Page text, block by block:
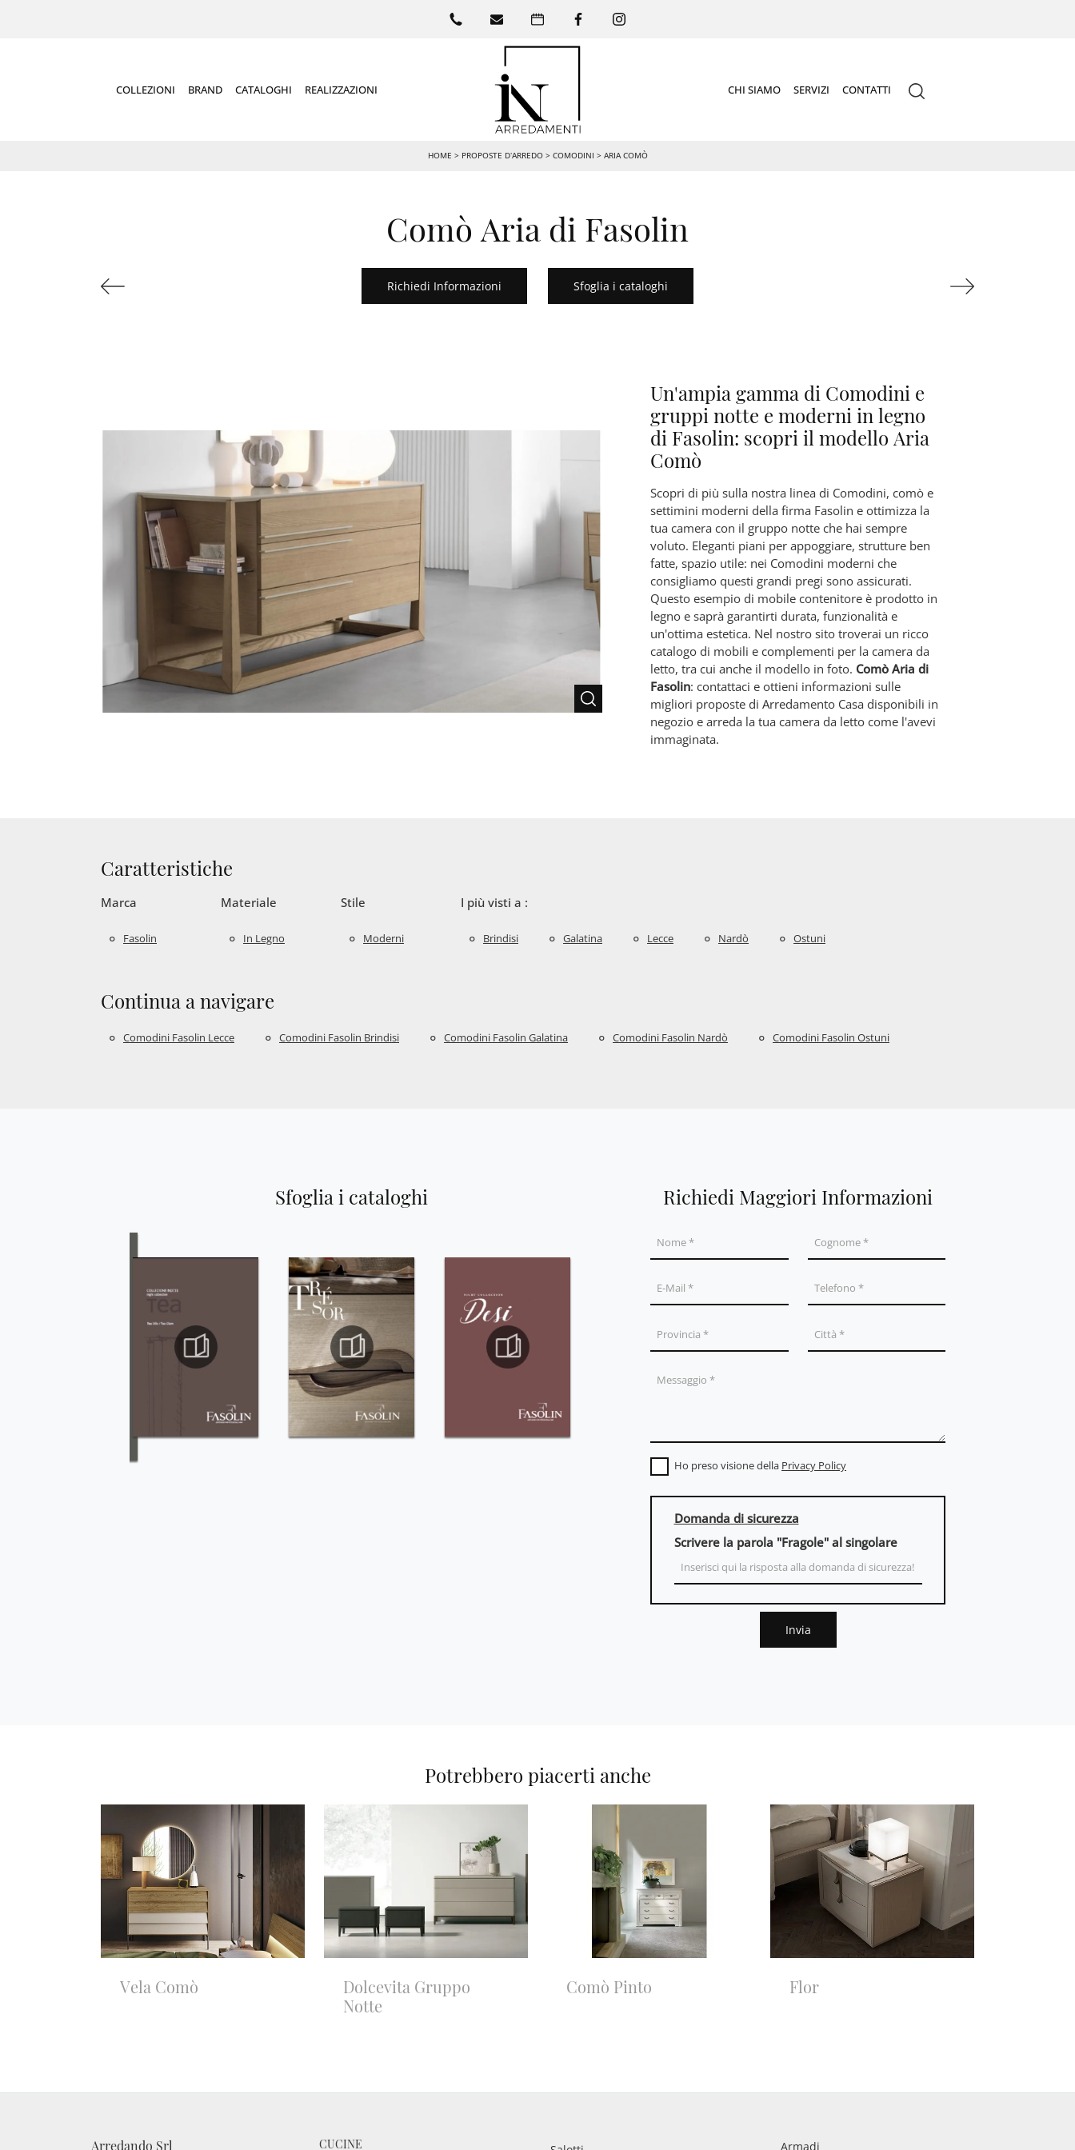
COLLEZIONI BRAND CATALOGHI REALIZZAZIONI CHI SIAMO SERVIZI CONTATTI
HOME > PROPOSTE D’ARREDO> COMODINI > ARIA COMÒ
Comò Aria di Fasolin
Richiedi Informazioni Sfoglia i cataloghi
Un'ampia gamma di Comodini e
gruppi notte e moderni in legno
di Fasolin: scopri il modello Aria
Comò
Scopri di più sulla nostra linea di Comodini, comò e
settimini moderni della firma Fasolin e ottimizza la
tua camera con il gruppo notte che hai sempre
voluto. Eleganti piani per appoggiare, strutture ben
fatte, spazio utile: nei Comodini moderni che
consigliamo questi grandi pregi sono assicurati.
Questo esempio di mobile contenitore è prodotto in
legno e saprà garantirti durata, funzionalità e
un'ottima estetica. Nel nostro sito troverai un ricco
catalogo di mobili e complementi per la camera da
letto, tra cui anche il modello in foto. Comò Aria di
Fasolin: contattaci e ottieni informazioni sulle
migliori proposte di Arredamento Casa disponibili in
negozio e arreda la tua camera da letto come l'avevi
immaginata.
Caratteristiche
Marca
Fasolin
Materiale
In Legno
Stile
Moderni
I più visti a :
Brindisi Galatina Lecce Nardò Ostuni
Continua a navigare
Comodini Fasolin Lecce Comodini Fasolin Brindisi Comodini Fasolin Galatina Comodini Fasolin Nardò Comodini Fasolin Ostuni
Sfoglia i cataloghi Richiedi Maggiori Informazioni
Ho preso visione della Privacy Policy
Domanda di sicurezza
Scrivere la parola "Fragole" al singolare
Invia
Potrebbero piacerti anche
Vela Comò
Dolcevita Gruppo
Notte
Comò Pinto Flor
Arredando Srl CUCINE Armadi